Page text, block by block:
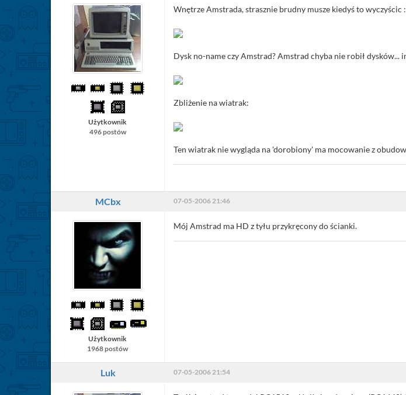
Użytkownik
496 postów
Wnętrze Amstrada, strasznie brudny musze kiedyś to wyczyścic
Dysk no-name czy Amstrad? Amstrad chyba nie robił dysków...
Zbliżenie na wiatrak:
Ten wiatrak nie wygląda na 'dorobiony' ma mocowanie z
MCbx 07-05-2006 21:46
Użytkownik
1968 postów
Mój Amstrad ma HD z tyłu przykręcony do ścianki.
Luk 07-05-2006 21:54